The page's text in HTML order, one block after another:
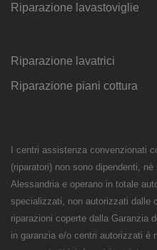
Riparazione lavastoviglie
Riparazione lavatrici
Riparazione piani cottura
I centri assistenza convenzionati
(riparatori) non sono dipendenti,
Alessandria e operano in totale
specializzati, non autorizzati dalle
riparazioni coperte dalla Garanzia
in garanzia e/o centri autorizzati è